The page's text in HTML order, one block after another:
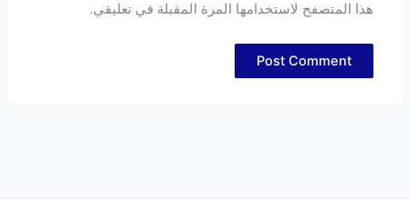
هذا المتصفح لاستخدامها المرة المقبلة في تعليقي.